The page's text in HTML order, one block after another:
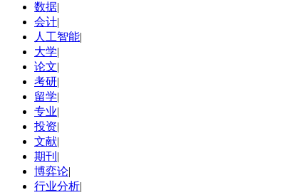
数据|
会计|
人工智能|
大学|
论文|
考研|
留学|
专业|
投资|
文献|
期刊 |
博弈论|
行业分析|